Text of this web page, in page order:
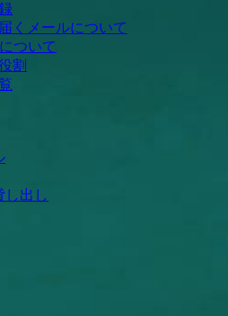
くメールについて
ついて
割
し出し